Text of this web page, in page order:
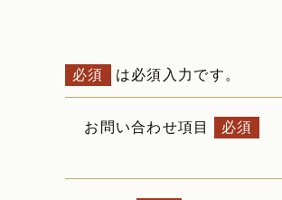
必須 は必須入力です。
お問い合わせ項目 必須